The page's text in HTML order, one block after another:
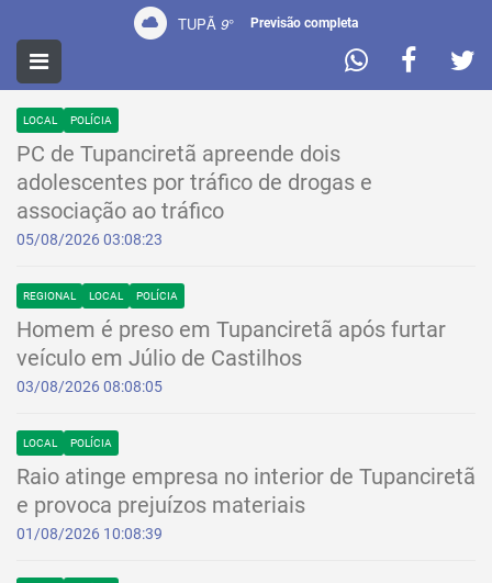
TUPÃ 9° Previsão completa
NOTÍCIAS
LOCAL POLÍCIA
PC de Tupanciretã apreende dois
adolescentes por tráfico de drogas e
associação ao tráfico
05/08/2026 03:08:23
REGIONAL LOCAL POLÍCIA
Homem é preso em Tupanciretã após furtar
veículo em Júlio de Castilhos
03/08/2026 08:08:05
LOCAL POLÍCIA
Raio atinge empresa no interior de Tupanciretã
e provoca prejuízos materiais
01/08/2026 10:08:39